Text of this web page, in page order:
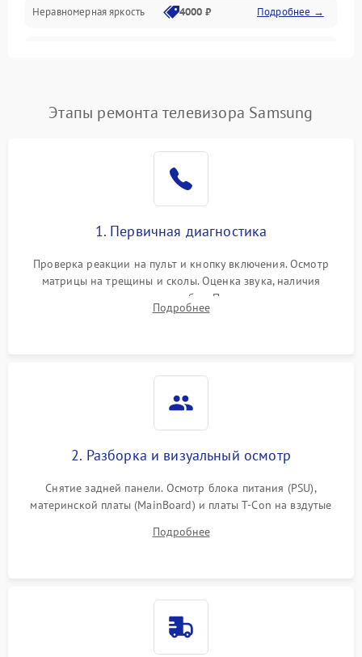
Сеть и подключения
Неравномерная яркость 4000 ₽ Подробнее →
Этапы ремонта телевизора Samsung
1. Первичная диагностика
Проверка реакции на пульт и кнопку включения. Осмотр
матрицы на трещины и сколы. Оценка звука, наличия
подсветки и индикаторов ошибок. Подключение тестовых
источников сигнала для выявления симптомов поломки.
Подробнее
2. Разборка и визуальный осмотр
Снятие задней панели. Осмотр блока питания (PSU),
материнской платы (MainBoard) и платы T-Con на вздутые
Проверка надежности фиксации и целостности шлейфов.
Подробнее